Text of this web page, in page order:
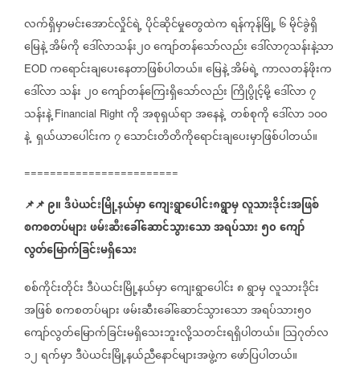
လက်ရှိမှာမင်းအောင်လှိုင်ရဲ့ပိုင်ဆိုင်မှုတွေထဲကရန်ကုန်မြို့၆မိုင်ခွဲရှိ
မြေနဲ့အိမ်ကိုဒေါ်လာသန်း၂၀ကျော်တန်သော်လည်းဒေါ်လာ၇သန်းနဲ့သာ
EOD ကရောင်းချပေးနေတာဖြစ်ပါတယ်။မြေနဲ့အိမ်ရဲ့ကာလတန်ဖိုးက
ဒေါ်လာသန်း၂၀ကျော်တန်ကြေးရှိသော်လည်း ကြိုပွိုင့်မို့ဒေါ်လာ၇
သန်းနဲ့ Financial Right ကိုအစုရှယ်ရာအနေနဲ့ တစ်စုကိုဒေါ်လာ၁၀၀
နဲ့ ရှယ်ယာပေါင်းက၇သောင်းတိတိကိုရောင်းချပေးမှာဖြစ်ပါတယ်။
========================
📌📌၉။ဒီပဲယင်းမြို့နယ်မှာကျေးရွာပေါင်း၈ရွာမှလူသားဒိုင်းအဖြစ်
စကစတပ်များဖမ်းဆီးခေါ်ဆောင်သွားသောအရပ်သား ၅၀ကျော်
လွတ်မြောက်ခြင်းမရှိသေး
စစ်ကိုင်းတိုင်းဒီပဲယင်းမြို့နယ်မှာကျေးရွာပေါင်း၈ရွာမှလူသားဒိုင်း
အဖြစ်စကစတပ်များဖမ်းဆီးခေါ်ဆောင်သွားသောအရပ်သား၅၀
ကျော်လွတ်မြောက်ခြင်းမရှိသေးဘူးလို့သတင်းရရှိပါတယ်။ သြဂုတ်လ
၁၂ရက်မှာဒီပဲယင်းမြို့နယ်ညီနောင်များအဖွဲ့ကဖော်ပြပါတယ်။